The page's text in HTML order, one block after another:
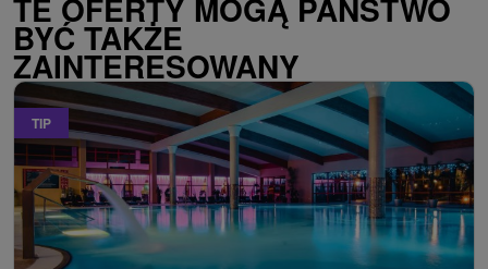
TE OFERTY MOGĄ PAŃSTWO
BYĆ TAKŻE
ZAINTERESOWANY
TIP